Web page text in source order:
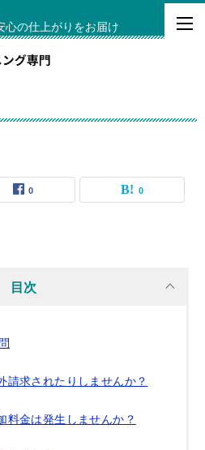
心の仕上がりをお届け
0 0
目次
求されたりしませんか？
金は発生しませんか？